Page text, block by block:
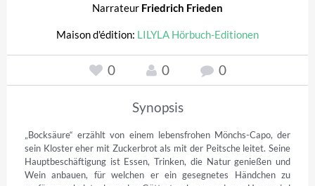
Narrateur Friedrich Frieden
Maison d'édition: LILYLA Hörbuch-Editionen
0 0 0
Synopsis
„Bocksäure“ erzählt von einem lebensfrohen Mönchs-Capo, der
sein Kloster eher mit Zuckerbrot als mit der Peitsche leitet. Seine
Hauptbeschäftigung ist Essen, Trinken, die Natur genießen und
Wein anbauen, für welchen er ein gesegnetes Händchen zu